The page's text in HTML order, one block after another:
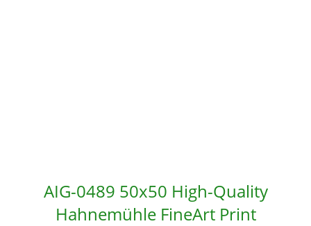
AIG-0489 50x50 High-Quality
Hahnemühle FineArt Print